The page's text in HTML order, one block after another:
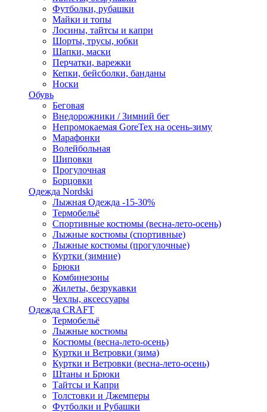
Футболки, рубашки
Майки и топы
Лосины, тайтсы и капри
Шорты, трусы, юбки
Шапки, маски
Перчатки, варежки
Кепки, бейсболки, банданы
Носки
Обувь
Беговая
Внедорожники / Зимний бег
Непромокаемая GoreTex на осень-зиму
Марафонки
Волейбольная
Шиповки
Прогулочная
Борцовки
Одежда Nordski
Лыжная Одежда -15-30%
Термобельё
Спортивные костюмы (весна-лето-осень)
Лыжные костюмы (спортивные)
Лыжные костюмы (прогулочные)
Куртки (зимние)
Брюки
Комбинезоны
Жилеты, безрукавки
Чехлы, аксессуары
Одежда CRAFT
Термобельё
Лыжные костюмы
Костюмы (весна-лето-осень)
Куртки и Ветровки (зима)
Куртки и Ветровки (весна-лето-осень)
Штаны и Брюки
Тайтсы и Капри
Толстовки и Джемперы
Футболки и Рубашки